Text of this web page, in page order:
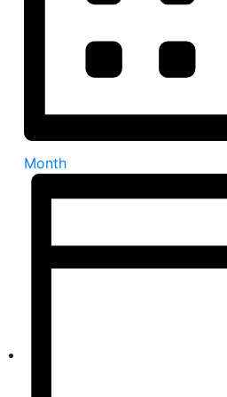
Month